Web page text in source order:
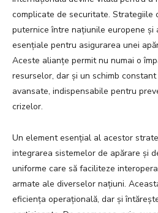
complicate de securitate. Strategiile
puternice între națiunile europene
esențiale pentru asigurarea unei
Aceste alianțe permit nu numai o
resurselor, dar și un schimb
avansate, indispensabile pentru
crizelor.
Un element esențial al acestor
integrarea sistemelor de apărare și
uniforme care să faciliteze
armate ale diverselor națiuni.
eficiența operațională, dar și